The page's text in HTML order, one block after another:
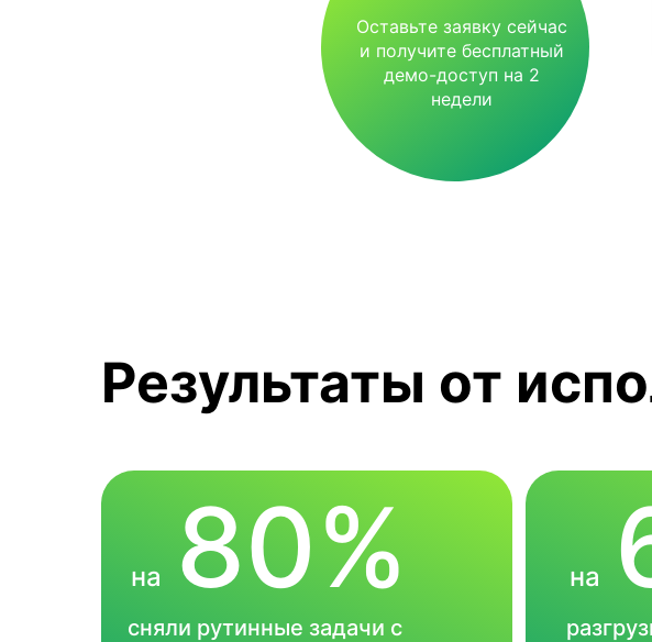
Оставьте заявку сейчас
и получите бесплатный
демо-доступ на 2
недели
Результаты от
сняли рутинные задачи с
на 80% на